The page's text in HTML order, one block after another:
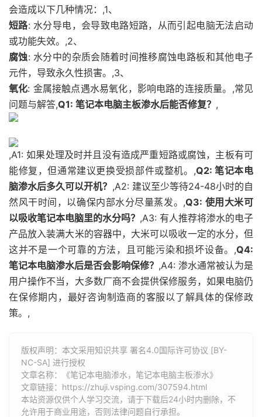
会造成以下几种情况：,1、
短路: 水分导电，会导致电路短路，从而引起电脑无法启动
或功能失效。,2、
腐蚀: 水分中的杂质会随着时间推移腐蚀电路板和其他电子
元件，导致永久性损害。,3、
氧化: 金属接触点遇水易氧化，影响电路的连接质量。,常见
问题与解答,Q1: 笔记本电脑主板渗水后能否修复？ ,
,A1: 如果处理及时并且没有造成严重短路或腐蚀，主板有可
能修复，但通常建议更换受损部件或整机。,Q2: 笔记本电
脑渗水后多久可以开机？ ,A2: 建议至少等待24-48小时的自
然风干时间，以确保内部水分尽量蒸发。,Q3: 使用大米可
以吸收笔记本电脑里的水分吗？ ,A3: 有人推荐将渗水的电子
产品放入装满大米的容器中，大米可以吸收一定的水分，但
这并不是一个可靠的方法，且可能污染和损坏设备。,Q4:
笔记本电脑渗水后是否会影响保修？ ,A4: 渗水通常被认为是
用户操作不当，大多数厂商不会提供保修服务，如果电脑仍
在保修期内，最好咨询制造商的客服以了解具体的保修政
策。,
版权声明：本文采用知识共享 署名4.0国际许可协议 [BY-
NC-SA] 进行授权
文章名称：《笔记本电脑渗水，笔记本电脑主板渗水》
文章链接： https://zhuji.vsping.com/307594.html
本站资源仅供个人学习交流，请于下载后24小时内删除，不
允许用于商业用途，否则法律问题自行承担。